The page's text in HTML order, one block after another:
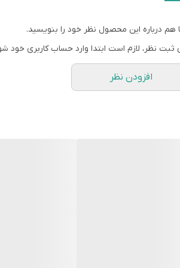
هم درباره این محصول نظر خود را بنویسید.
ثبت نظر، لازم است ابتدا وارد حساب کاربری خود
افزودن نظر